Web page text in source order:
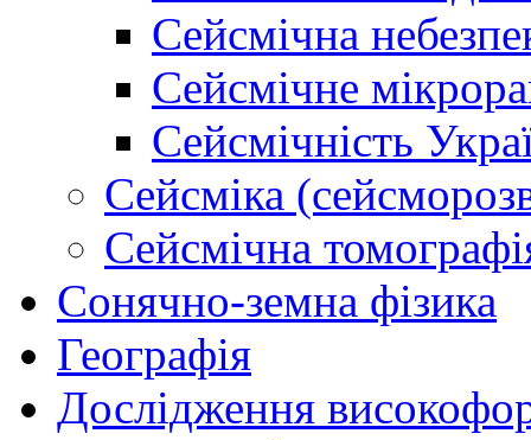
Сейсмічна
Сейсмічне
Сейсмічність
Сейсміка
Сейсмічна
Сонячно-земна фізика
Географія
Дослідження